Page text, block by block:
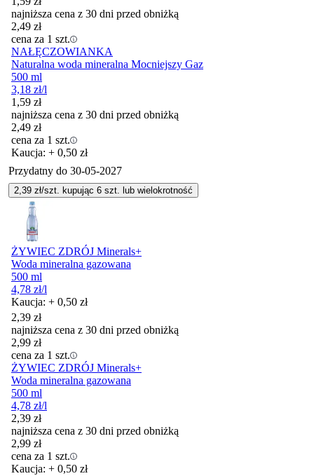
najniższa cena z 30 dni przed obniżką
2,49 zł
cena za 1 szt.
NAŁĘCZOWIANKA
Naturalna woda mineralna Mocniejszy Gaz
500 ml
3,18 zł/l
1,59 zł
najniższa cena z 30 dni przed obniżką
2,49 zł
cena za 1 szt.
Kaucja: + 0,50 zł
Przydatny do 30-05-2027
2,39 zł/szt. kupując 6 szt. lub wielokrotność
ŻYWIEC ZDRÓJ Minerals+
Woda mineralna gazowana
500 ml
4,78 zł/l
Kaucja: + 0,50 zł
2,39 zł
najniższa cena z 30 dni przed obniżką
2,99 zł
cena za 1 szt.
ŻYWIEC ZDRÓJ Minerals+
Woda mineralna gazowana
500 ml
4,78 zł/l
2,39 zł
najniższa cena z 30 dni przed obniżką
2,99 zł
cena za 1 szt.
Kaucja: + 0,50 zł